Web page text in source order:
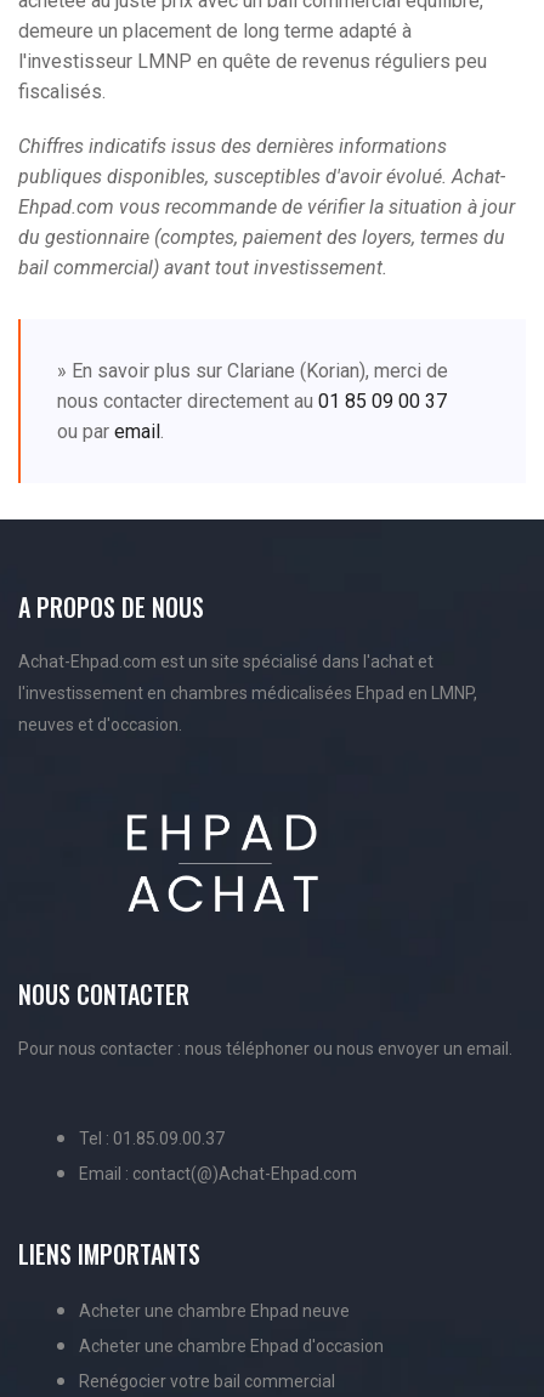
demeure un placement de long terme adapté à
l'investisseur LMNP en quête de revenus réguliers peu
fiscalisés.
Chiffres indicatifs issus des dernières informations
publiques disponibles, susceptibles d'avoir évolué. Achat-
Ehpad.com vous recommande de vérifier la situation à jour
du gestionnaire (comptes, paiement des loyers, termes du
bail commercial) avant tout investissement.
» En savoir plus sur Clariane (Korian), merci de
nous contacter directement au 01 85 09 00 37
ou par email.
A PROPOS DE NOUS
Achat-Ehpad.com est un site spécialisé dans l'achat et
l'investissement en chambres médicalisées Ehpad en LMNP,
neuves et d'occasion.
NOUS CONTACTER
Pour nous contacter : nous téléphoner ou nous envoyer un email.
Tel : 01.85.09.00.37
Email : contact(@)Achat-Ehpad.com
LIENS IMPORTANTS
Acheter une chambre Ehpad neuve
Acheter une chambre Ehpad d'occasion
Renégocier votre bail commercial